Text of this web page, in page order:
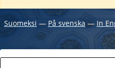
Suomeksi ― På svenska ― In